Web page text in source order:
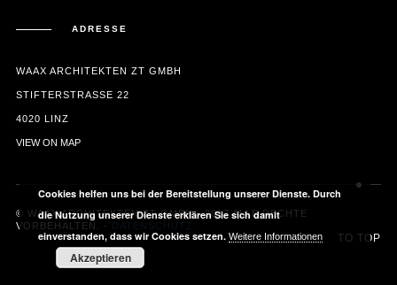
ADRESSE
WAAX ARCHITEKTEN ZT GMBH
STIFTERSTRASSE 22
4020 LINZ
VIEW ON MAP
© WAAX ARCHITEKTEN ZT GMBH - 2017 ALLE RECHTE
VORBEHALTEN. - DATENSCHUTZ
TO TOP
Cookies helfen uns bei der Bereitstellung unserer Dienste. Durch
die Nutzung unserer Dienste erklären Sie sich damit
einverstanden, dass wir Cookies setzen.Weitere Informationen
Akzeptieren